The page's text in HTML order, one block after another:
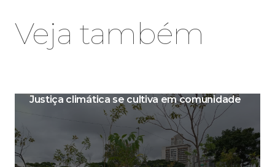
Veja também
Justiça climática se cultiva em comunidade